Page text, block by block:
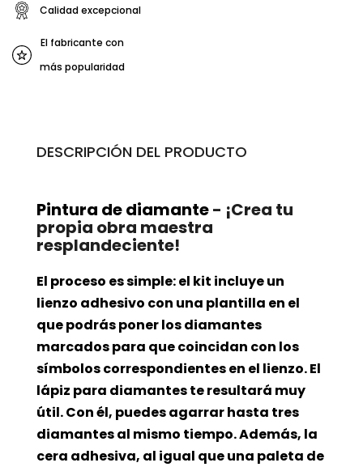
Calidad excepcional
El fabricante con
más popularidad
DESCRIPCIÓN DEL PRODUCTO
Pintura de diamante- ¡Crea tu
propia obra maestra
resplandeciente!
El proceso es simple: el kit incluye un
lienzo adhesivo con una plantilla en el
que podrás poner los diamantes
marcados para que coincidan con los
símbolos correspondientes en el lienzo. El
lápiz para diamantes te resultará muy
útil. Con él, puedes agarrar hasta tres
diamantes al mismo tiempo. Además, la
cera adhesiva, al igual que una paleta de